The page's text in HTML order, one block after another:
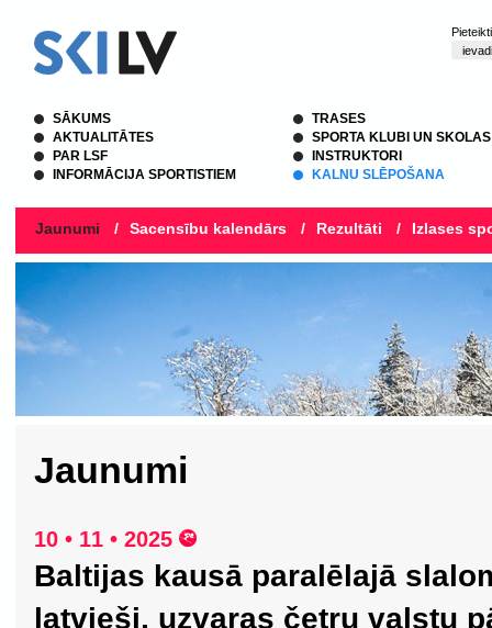
SĀKUMS
AKTUALITĀTES
PAR LSF
INFORMĀCIJA SPORTISTIEM
TRASES
SPORTA KLUBI UN SKOLAS
INSTRUKTORI
KALNU SLĒPOŠANA
Jaunumi / Sacensību kalendārs / Rezultāti / Izlases
Jaunumi
10 • 11 • 2025
Baltijas kausā paralēlajā
latvieši, uzvaras četru valstu